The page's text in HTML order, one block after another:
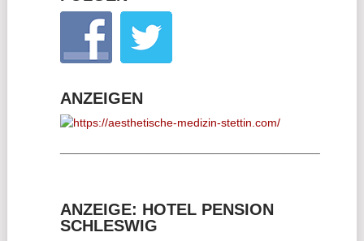
ANZEIGEN
ANZEIGE: HOTEL PENSION
SCHLESWIG